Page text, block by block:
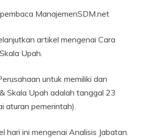
ManajemenSDM.net
artikel mengenai Cara
Upah.
untuk memiliki dan
Skala Upah adalah tanggal 23
aturan pemerintah).
hari ini mengenai Analisis Jabatan.